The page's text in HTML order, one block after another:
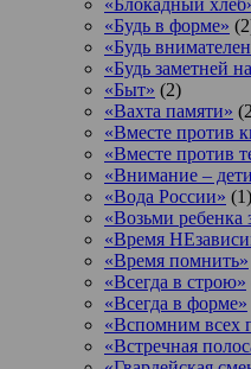
«Будь в форме»
«Будь
«Будь заметней
«Быт» (2)
«Вахта памяти»
«Вместе против
«Вместе против
«Внимание –
«Вода России» (1)
«Возьми ребенка
«Время
«Время помнить»
«Всегда в строю»
«Всегда в форме»
«Вспомним всех
«Встречная